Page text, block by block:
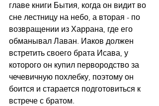
главе книги Бытия, когда он видит во
сне лестницу на небо, а вторая - по
возвращении из Харрана, где его
обманывал Лаван. Иаков должен
встретить своего брата Исава, у
которого он купил первородство за
чечевичную похлебку, поэтому он
боится и старается подготовиться к
встрече с братом.